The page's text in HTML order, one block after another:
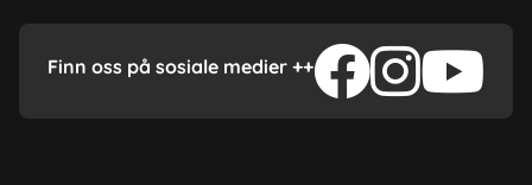
Finn oss på sosiale medier ++